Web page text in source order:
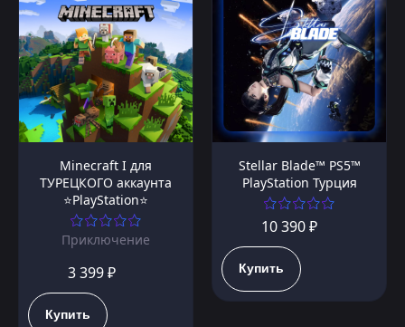
Minecraft I для
ТУРЕЦКОГО аккаунта
⭐PlayStation⭐
Приключение
3 399 ₽
Купить
Stellar Blade™ PS5™
PlayStation Турция
10 390 ₽
Купить